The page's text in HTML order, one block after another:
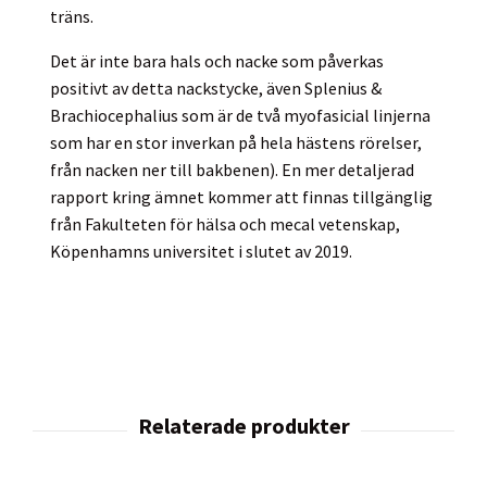
träns.
Det är inte bara hals och nacke som påverkas
positivt av detta nackstycke, även Splenius &
Brachiocephalius som är de två myofasicial linjerna
som har en stor inverkan på hela hästens rörelser,
från nacken ner till bakbenen). En mer detaljerad
rapport kring ämnet kommer att finnas tillgänglig
från Fakulteten för hälsa och mecal vetenskap,
Köpenhamns universitet i slutet av 2019.